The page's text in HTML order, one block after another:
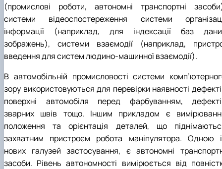
(промислові роботи, автономні транспортні
системи відеоспостереження системи
інформації (наприклад, для індексації баз
зображень), системи взаємодії (наприклад,
введення для систем людино-машинної взаємодії).
В автомобільній промисловості системи
зору використовуються для перевірки наявності
поверхні автомобіля перед фарбуванням,
зварних швів тощо. Іншим прикладом є
положення та орієнтація деталей, що
захватним пристроєм робота маніпулятора. Одною
нових галузей застосування, є автономні
засоби. Рівень автономності вимірюється від